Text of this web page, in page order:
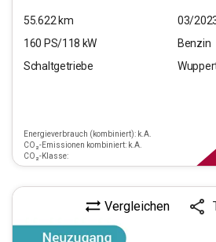
55.622km
03/
160 PS/118 kW
Benzin
Schaltgetriebe
Energieverbrauch (kombiniert): k.A.
CO₂-Emissionen kombiniert: k.A.
CO₂-Klasse:
Vergleichen